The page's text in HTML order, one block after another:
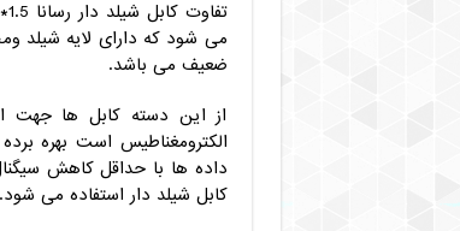
می شود که دارای لایه شیلد
ضعیف می باشد.
از این دسته کابل ها جهت
الکترومغناطیس است بهره
داده ها با حداقل کاهش
کابل شیلد دار استفاده می شود.